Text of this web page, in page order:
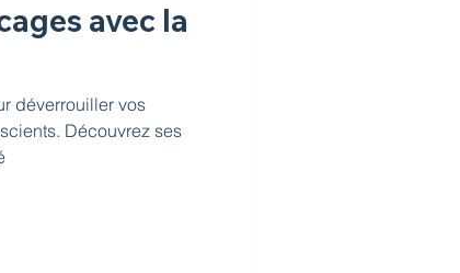
avec la
déverrouiller vos
Découvrez ses